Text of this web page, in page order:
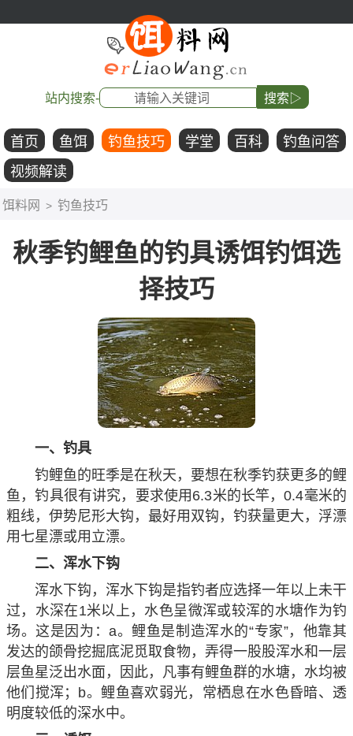
站内搜索- 搜索▷
首页 鱼饵 钓鱼技巧 学堂 百科
钓鱼问答
视频解读
饵料网 > 钓鱼技巧
秋季钓鲤鱼的钓具诱饵钓饵选
择技巧
一、钓具
钓鲤鱼的旺季是在秋天，要想在秋季钓获更多的鲤
鱼，钓具很有讲究，要求使用6.3米的长竿，0.4毫米的
粗线，伊势尼形大钩，最好用双钩，钓获量更大，浮漂
用七星漂或用立漂。
二、浑水下钩
浑水下钩，浑水下钩是指钓者应选择一年以上未干
过，水深在1米以上，水色呈微浑或较浑的水塘作为钓
场。这是因为：a。鲤鱼是制造浑水的“专家”，他靠其
发达的颌骨挖掘底泥觅取食物，弄得一股股浑水和一层
层鱼星泛出水面，因此，凡事有鲤鱼群的水塘，水均被
他们搅浑；b。鲤鱼喜欢弱光，常栖息在水色昏暗、透
明度较低的深水中。